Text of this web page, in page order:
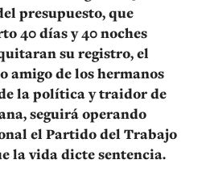
presupuesto, que
40 días y 40 noches
su registro, el
amigo de los hermanos
la política y traidor de
seguirá operando
el Partido del Trabajo
la vida dicte sentencia.